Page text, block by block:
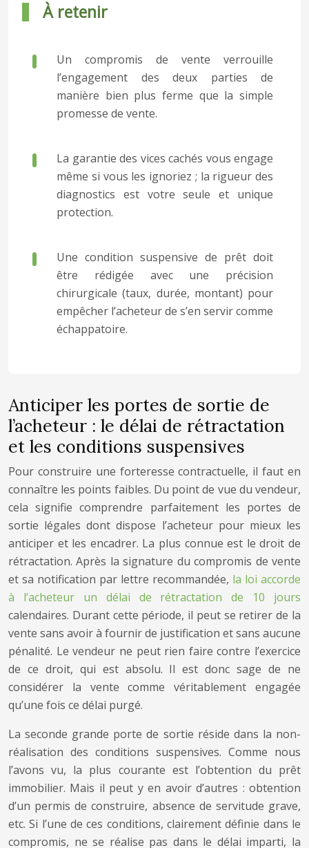
À retenir
Un compromis de vente verrouille
l’engagement des deux parties de
manière bien plus ferme que la simple
promesse de vente.
La garantie des vices cachés vous engage
même si vous les ignoriez ; la rigueur des
diagnostics est votre seule et unique
protection.
Une condition suspensive de prêt doit
être rédigée avec une précision
chirurgicale (taux, durée, montant) pour
empêcher l’acheteur de s’en servir comme
échappatoire.
Anticiper les portes de sortie de
l’acheteur : le délai de rétractation
et les conditions suspensives
Pour construire une forteresse contractuelle, il faut en
connaître les points faibles. Du point de vue du vendeur,
cela signifie comprendre parfaitement les portes de
sortie légales dont dispose l’acheteur pour mieux les
anticiper et les encadrer. La plus connue est le droit de
rétractation. Après la signature du compromis de vente
et sa notification par lettre recommandée, la loi accorde
à l’acheteur un délai de rétractation de 10 jours
calendaires. Durant cette période, il peut se retirer de la
vente sans avoir à fournir de justification et sans aucune
pénalité. Le vendeur ne peut rien faire contre l’exercice
de ce droit, qui est absolu. Il est donc sage de ne
considérer la vente comme véritablement engagée
qu’une fois ce délai purgé.
La seconde grande porte de sortie réside dans la non-
réalisation des conditions suspensives. Comme nous
l’avons vu, la plus courante est l’obtention du prêt
immobilier. Mais il peut y en avoir d’autres : obtention
d’un permis de construire, absence de servitude grave,
etc. Si l’une de ces conditions, clairement définie dans le
compromis, ne se réalise pas dans le délai imparti, la